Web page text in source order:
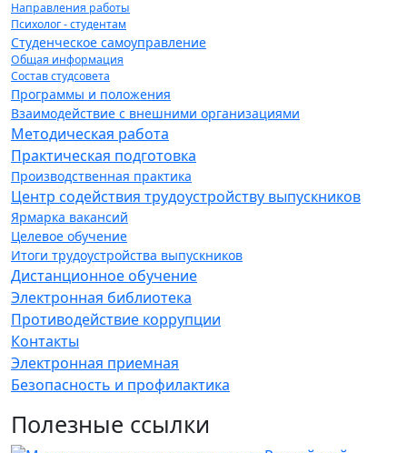
Направления работы
Психолог - студентам
Студенческое самоуправление
Общая информация
Состав студсовета
Программы и положения
Взаимодействие с внешними организациями
Методическая работа
Практическая подготовка
Производственная практика
Центр содействия трудоустройству выпускников
Ярмарка вакансий
Целевое обучение
Итоги трудоустройства выпускников
Дистанционное обучение
Электронная библиотека
Противодействие коррупции
Контакты
Электронная приемная
Безопасность и профилактика
Полезные ссылки